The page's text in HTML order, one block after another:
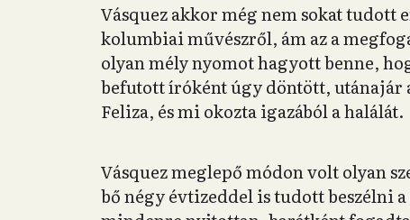
Vásquez akkor még nem sokat tudott
kolumbiai művészről, ám az a
olyan mély nyomot hagyott benne,
befutott íróként úgy döntött,
Feliza, és mi okozta igazából a halálát.
Vásquez meglepő módon volt olyan
bő négy évtizeddel is tudott beszélni